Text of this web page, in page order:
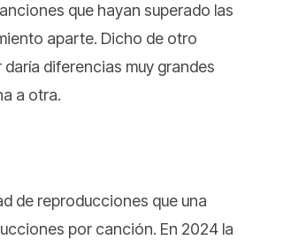
que hayan superado las
aparte. Dicho de otro
diferencias muy grandes
a otra.
de reproducciones que una
por canción. En 2024 la